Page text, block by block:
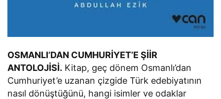
OSMANLI’DAN CUMHURİYET’E ŞİİR
ANTOLOJİSİ. Kitap, geç dönem Osmanlı’dan
Cumhuriyet’e uzanan çizgide Türk edebiyatının
nasıl dönüştüğünü, hangi isimler ve odaklar